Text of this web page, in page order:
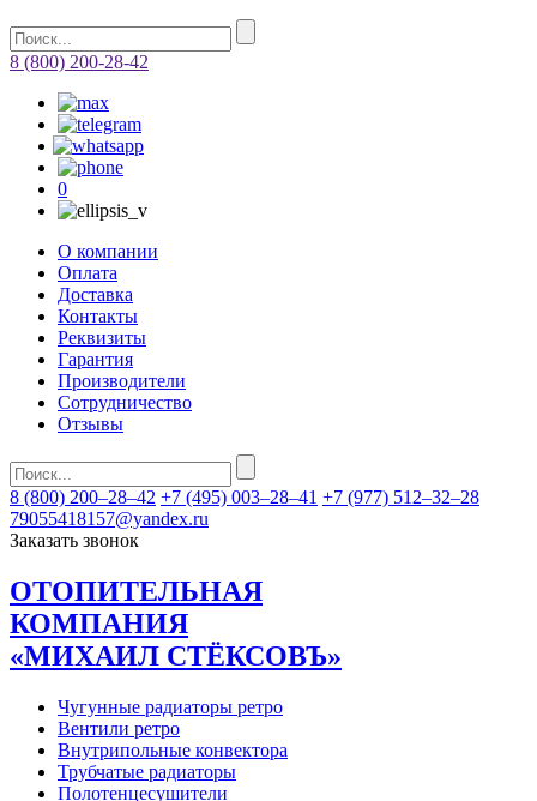
8 (800) 200-28-42
0
О компании
Оплата
Доставка
Контакты
Реквизиты
Гарантия
Производители
Сотрудничество
Отзывы
8 (800) 200–28–42 +7 (495) 003–28–41 +7 (977) 512–32–28
79055418157@yandex.ru
Заказать звонок
ОТОПИТЕЛЬНАЯ
КОМПАНИЯ
«МИХАИЛ СТЁКСОВЪ»
Чугунные радиаторы ретро
Вентили ретро
Внутрипольные конвектора
Трубчатые радиаторы
Полотенцесушители